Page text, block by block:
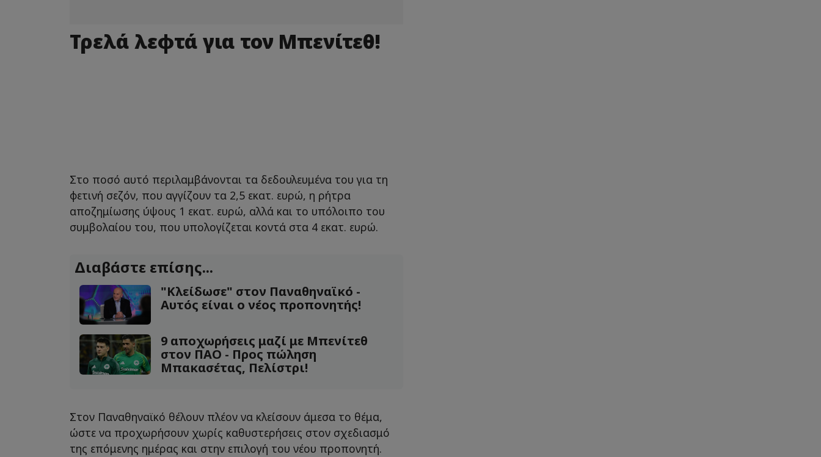
Τρελά λεφτά για τον Μπενίτεθ!
Στο ποσό αυτό περιλαμβάνονται τα δεδουλευμένα του για τη
φετινή σεζόν, που αγγίζουν τα 2,5 εκατ. ευρώ, η ρήτρα
αποζημίωσης ύψους 1 εκατ. ευρώ, αλλά και το υπόλοιπο του
συμβολαίου του, που υπολογίζεται κοντά στα 4 εκατ. ευρώ.
Διαβάστε επίσης...
"Κλείδωσε" στον Παναθηναϊκό -
Αυτός είναι ο νέος προπονητής!
9 αποχωρήσεις μαζί με Μπενίτεθ
στον ΠΑΟ - Προς πώληση
Μπακασέτας, Πελίστρι!
Στον Παναθηναϊκό θέλουν πλέον να κλείσουν άμεσα το θέμα,
ώστε να προχωρήσουν χωρίς καθυστερήσεις στον σχεδιασμό
της επόμενης ημέρας και στην επιλογή του νέου προπονητή.